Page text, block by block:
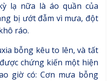
lạ nữa là áo quần của
bị ướt đẫm vì mưa, đột
ráo.
bỗng kêu to lên, và tất
chứng kiến một hiện
giờ có: Cơn mưa bỗng